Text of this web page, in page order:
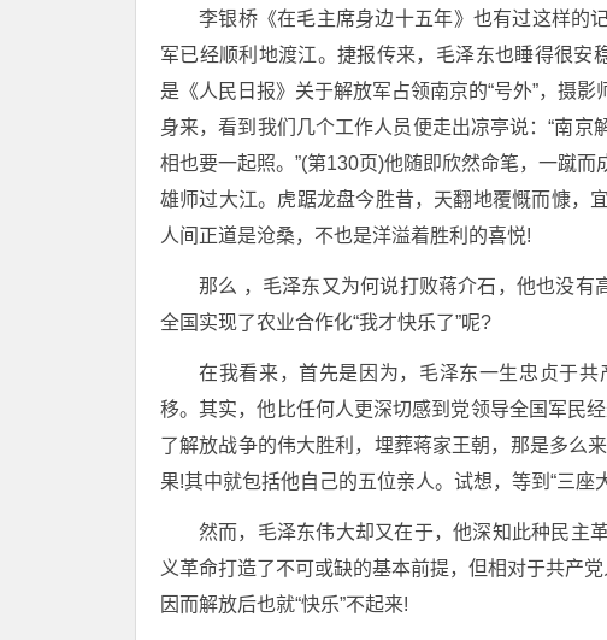
李银桥《在毛主席身边十五年》也有过这样的
军已经顺利地渡江。捷报传来，毛泽东也睡得很安
是《人民日报》关于解放军占领南京的“号外”，摄
身来，看到我们几个工作人员便走出凉亭说：“南
相也要一起照。”(第130页)他随即欣然命笔，一蹴
雄师过大江。虎踞龙盘今胜昔，天翻地覆慨而慷，
人间正道是沧桑，不也是洋溢着胜利的喜悦!
那么 ，毛泽东又为何说打败蒋介石，他也没有
全国实现了农业合作化“我才快乐了”呢?
在我看来，首先是因为，毛泽东一生忠贞于
移。其实，他比任何人更深切感到党领导全国军民
了解放战争的伟大胜利，埋葬蒋家王朝，那是多么
果!其中就包括他自己的五位亲人。试想，等到“三座
然而，毛泽东伟大却又在于，他深知此种民主
义革命打造了不可或缺的基本前提，但相对于共产
因而解放后也就“快乐”不起来!